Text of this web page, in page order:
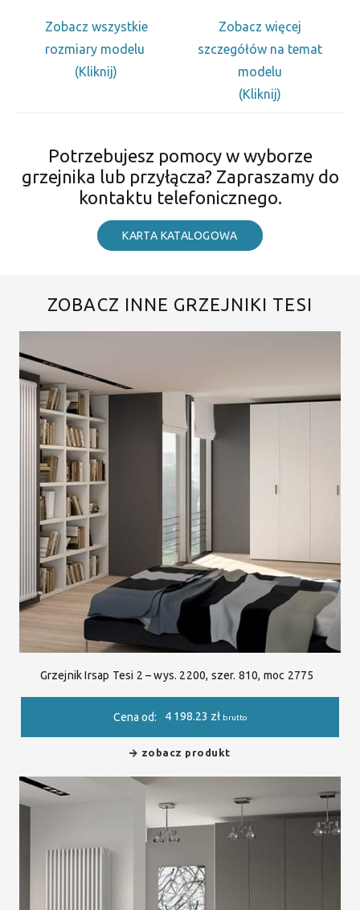
Zobacz wszystkie
rozmiary modelu
(Kliknij)
Zobacz więcej
szczegółów na temat
modelu
(Kliknij)
Potrzebujesz pomocy w wyborze
grzejnika lub przyłącza? Zapraszamy do
kontaktu telefonicznego.
KARTA KATALOGOWA
ZOBACZ INNE GRZEJNIKI TESI
Grzejnik Irsap Tesi 2 – wys. 2200, szer. 810, moc 2775
Cena od: 4 198.23 zł brutto
zobacz produkt